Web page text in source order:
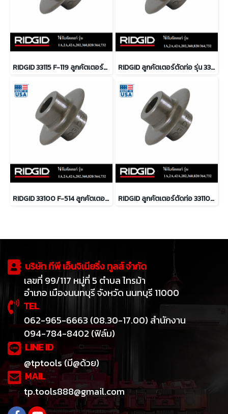
RIDGID 33115 F-119 ลูกคัตเตอร์ตัดท่อ RIDGID ลูกคัตเตอร์ตัดท่อ รุ่น 33105 F3
RIDGID 33100 F-514 ลูกคัตเตอร์ตัดท่อ RIDGID ลูกคัตเตอร์ตัดท่อ 33110 F3S
บริษัท ทีพี เอ็นจิเนียริ่ง ทูลส์ จำกัด
เลขที่ 99/117 หมู่ที่ 5 ตำบล ไทรม้า
อำเภอ เมืองนนทบุรี จังหวัด นนทบุรี 11000
TEL
062-965-6663 (08.30-17.00) สำนักงาน
094-784-8402 (ฟิล์ม)
LINE ID
@tptools (มี@ด้วย)
MAIL
tp.tools888@gmail.com